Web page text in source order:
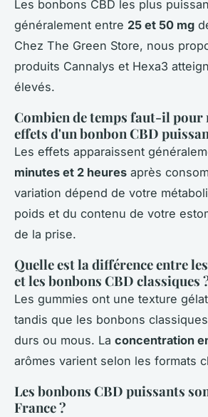
Les bonbons CBD les plus
généralement entre 25 et 50 mg
Chez The Green Store, nous
produits Cannalys et Hexa3
élevés.
Combien de temps faut-il pour
effets d'un bonbon CBD
Les effets apparaissent
minutes et 2 heures après
variation dépend de votre
poids et du contenu de votre
de la prise.
Quelle est la différence entre
et les bonbons CBD classiques
Les gummies ont une texture
tandis que les bonbons
durs ou mous. La concentration
arômes varient selon les formats
Les bonbons CBD puissants
France ?